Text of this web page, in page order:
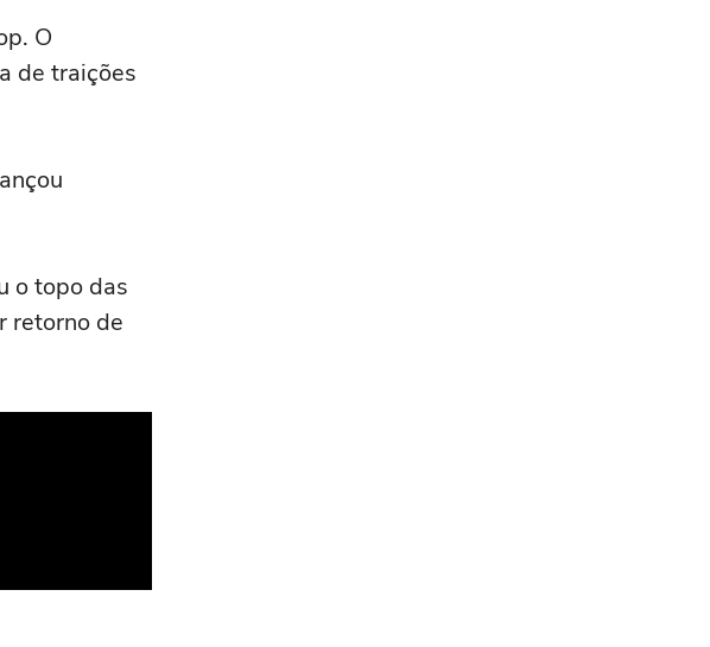
O
de traições
o topo das
retorno de